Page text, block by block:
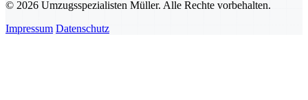
© 2026 Umzugsspezialisten Müller. Alle Rechte vorbehalten.
Impressum Datenschutz